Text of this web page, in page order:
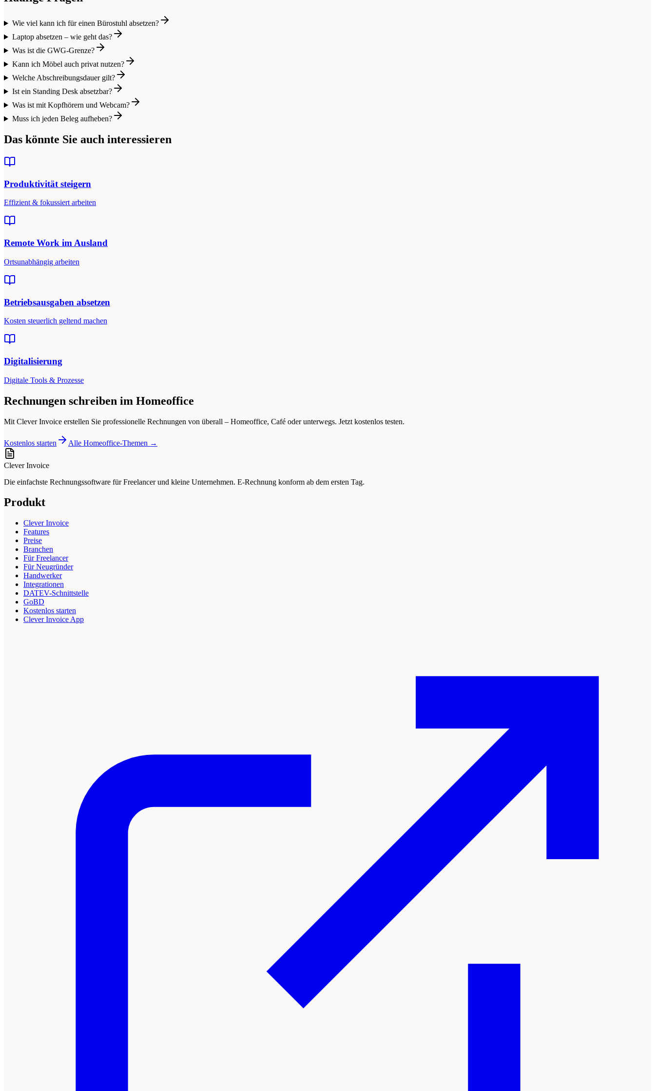
Wie viel kann ich für einen Bürostuhl absetzen?
Laptop absetzen – wie geht das?
Was ist die GWG-Grenze?
Kann ich Möbel auch privat nutzen?
Welche Abschreibungsdauer gilt?
Ist ein Standing Desk absetzbar?
Was ist mit Kopfhörern und Webcam?
Muss ich jeden Beleg aufheben?
Das könnte Sie auch interessieren
Produktivität steigern
Effizient & fokussiert arbeiten
Remote Work im Ausland
Ortsunabhängig arbeiten
Betriebsausgaben absetzen
Kosten steuerlich geltend machen
Digitalisierung
Digitale Tools & Prozesse
Rechnungen schreiben im Homeoffice
Mit Clever Invoice erstellen Sie professionelle Rechnungen von überall – Homeoffice, Café oder unterwegs. Jetzt kostenlos testen.
Kostenlos starten Alle Homeoffice-Themen →
Clever Invoice
Die einfachste Rechnungssoftware für Freelancer und kleine Unternehmen. E-Rechnung konform ab dem ersten Tag.
Produkt
Clever Invoice
Features
Preise
Branchen
Für Freelancer
Für Neugründer
Handwerker
Integrationen
DATEV-Schnittstelle
GoBD
Kostenlos starten
Clever Invoice App